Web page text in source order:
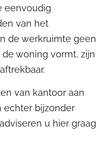
eenvoudig
van het
de werkruimte geen
woning vormt, zijn
van kantoor aan
echter bijzonder
u hier graag